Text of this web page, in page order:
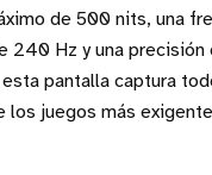
de 500 nits, una
240 Hz y una precisión
pantalla captura
los juegos más